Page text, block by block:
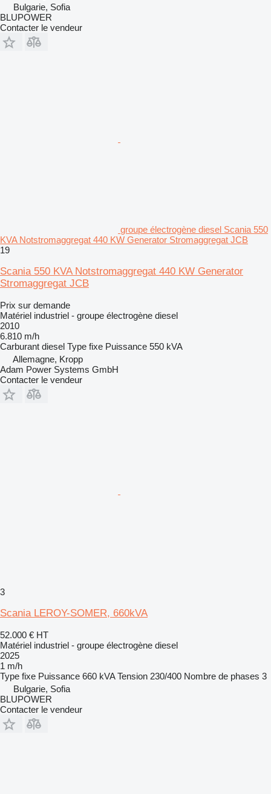
Bulgarie, Sofia
BLUPOWER
Contacter le vendeur
groupe électrogène diesel Scania 550
KVA Notstromaggregat 440 KW Generator Stromaggregat JCB
19
Scania 550 KVA Notstromaggregat 440 KW Generator
Stromaggregat JCB
Prix sur demande
Matériel industriel - groupe électrogène diesel
2010
6.810 m/h
Carburant diesel Type fixe Puissance 550 kVA
Allemagne, Kropp
Adam Power Systems GmbH
Contacter le vendeur
3
Scania LEROY-SOMER, 660kVA
52.000 € HT
Matériel industriel - groupe électrogène diesel
2025
1 m/h
Type fixe Puissance 660 kVA Tension 230/400 Nombre de phases 3
Bulgarie, Sofia
BLUPOWER
Contacter le vendeur